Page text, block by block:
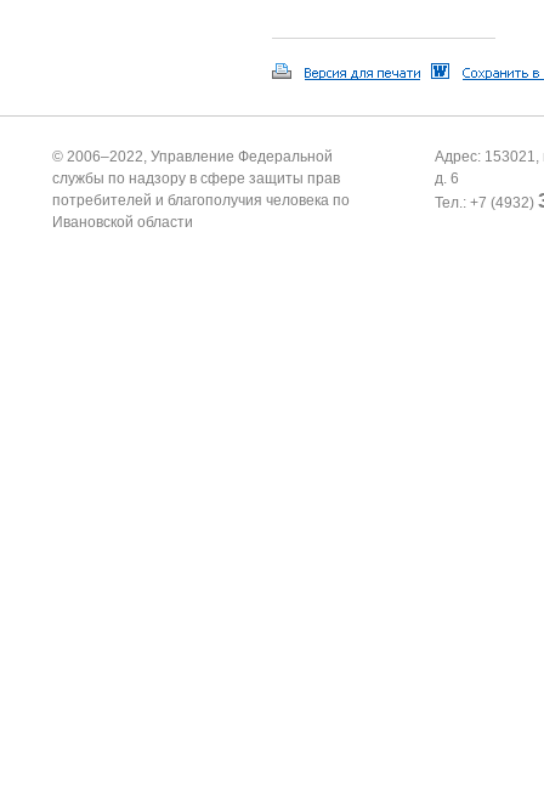
© 2006–2022, Управление Федеральной
службы по надзору в сфере защиты прав
потребителей и благополучия человека по
Ивановской области
Адрес: 153021,
д. 6
Тел.: +7 (4932)